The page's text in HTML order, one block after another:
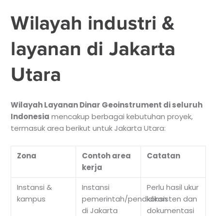
Wilayah industri &
layanan di Jakarta
Utara
Wilayah Layanan Dinar Geoinstrument di seluruh
Indonesia mencakup berbagai kebutuhan proyek,
termasuk area berikut untuk Jakarta Utara:
Zona
Contoh area
kerja
Catatan
Instansi &
kampus
Instansi
pemerintah/pendidikan
di Jakarta
Perlu hasil ukur
konsisten dan
dokumentasi